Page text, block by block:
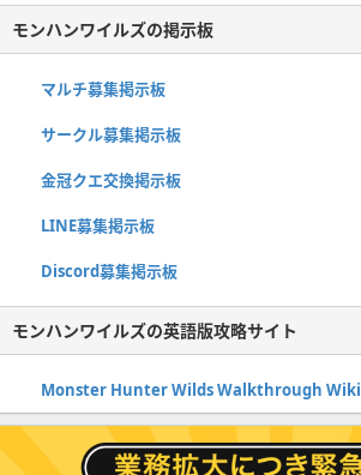
モンハンワイルズの掲示板
マルチ募集掲示板
サークル募集掲示板
金冠クエ交換掲示板
LINE募集掲示板
Discord募集掲示板
モンハンワイルズの英語版攻略サイト
Monster Hunter Wilds Walkthrough Wiki